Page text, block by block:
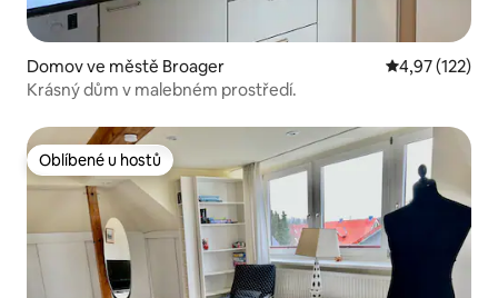
Domov ve městě Broager Průměrné
4,97 (122)
Krásný dům v malebném prostředí.
Oblíbené u hostů
Oblíbené u hostů